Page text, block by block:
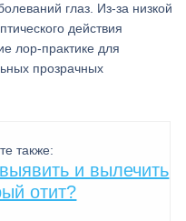
глаз. Из-за низкой
действия
лор-практике для
прозрачных
также:
и вылечить
отит?